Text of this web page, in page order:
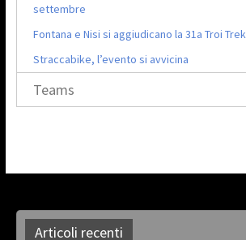
settembre
Fontana e Nisi si aggiudicano la 31a Troi Trek
Straccabike, l’evento si avvicina
Teams
Articoli recenti